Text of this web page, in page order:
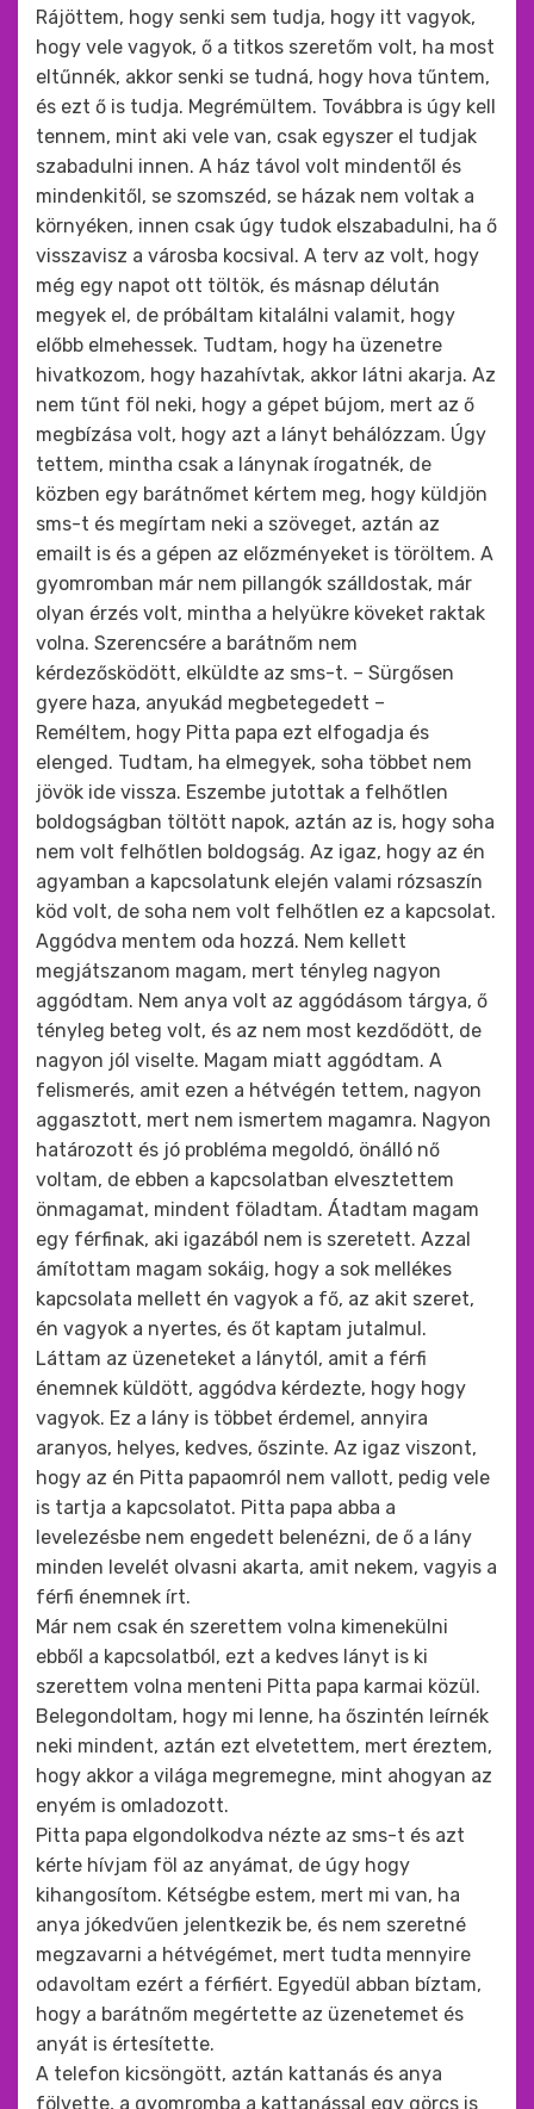
Rájöttem, hogy senki sem tudja, hogy itt vagyok,
hogy vele vagyok, ő a titkos szeretőm volt, ha most
eltűnnék, akkor senki se tudná, hogy hova tűntem,
és ezt ő is tudja. Megrémültem. Továbbra is úgy kell
tennem, mint aki vele van, csak egyszer el tudjak
szabadulni innen. A ház távol volt mindentől és
mindenkitől, se szomszéd, se házak nem voltak a
környéken, innen csak úgy tudok elszabadulni, ha ő
visszavisz a városba kocsival. A terv az volt, hogy
még egy napot ott töltök, és másnap délután
megyek el, de próbáltam kitalálni valamit, hogy
előbb elmehessek. Tudtam, hogy ha üzenetre
hivatkozom, hogy hazahívtak, akkor látni akarja. Az
nem tűnt föl neki, hogy a gépet bújom, mert az ő
megbízása volt, hogy azt a lányt behálózzam. Úgy
tettem, mintha csak a lánynak írogatnék, de
közben egy barátnőmet kértem meg, hogy küldjön
sms-t és megírtam neki a szöveget, aztán az
emailt is és a gépen az előzményeket is töröltem. A
gyomromban már nem pillangók szálldostak, már
olyan érzés volt, mintha a helyükre köveket raktak
volna. Szerencsére a barátnőm nem
kérdezősködött, elküldte az sms-t. – Sürgősen
gyere haza, anyukád megbetegedett –
Reméltem, hogy Pitta papa ezt elfogadja és
elenged. Tudtam, ha elmegyek, soha többet nem
jövök ide vissza. Eszembe jutottak a felhőtlen
boldogságban töltött napok, aztán az is, hogy soha
nem volt felhőtlen boldogság. Az igaz, hogy az én
agyamban a kapcsolatunk elején valami rózsaszín
köd volt, de soha nem volt felhőtlen ez a kapcsolat.
Aggódva mentem oda hozzá. Nem kellett
megjátszanom magam, mert tényleg nagyon
aggódtam. Nem anya volt az aggódásom tárgya, ő
tényleg beteg volt, és az nem most kezdődött, de
nagyon jól viselte. Magam miatt aggódtam. A
felismerés, amit ezen a hétvégén tettem, nagyon
aggasztott, mert nem ismertem magamra. Nagyon
határozott és jó probléma megoldó, önálló nő
voltam, de ebben a kapcsolatban elvesztettem
önmagamat, mindent föladtam. Átadtam magam
egy férfinak, aki igazából nem is szeretett. Azzal
ámítottam magam sokáig, hogy a sok mellékes
kapcsolata mellett én vagyok a fő, az akit szeret,
én vagyok a nyertes, és őt kaptam jutalmul.
Láttam az üzeneteket a lánytól, amit a férfi
énemnek küldött, aggódva kérdezte, hogy hogy
vagyok. Ez a lány is többet érdemel, annyira
aranyos, helyes, kedves, őszinte. Az igaz viszont,
hogy az én Pitta papaomról nem vallott, pedig vele
is tartja a kapcsolatot. Pitta papa abba a
levelezésbe nem engedett belenézni, de ő a lány
minden levelét olvasni akarta, amit nekem, vagyis a
férfi énemnek írt.
Már nem csak én szerettem volna kimenekülni
ebből a kapcsolatból, ezt a kedves lányt is ki
szerettem volna menteni Pitta papa karmai közül.
Belegondoltam, hogy mi lenne, ha őszintén leírnék
neki mindent, aztán ezt elvetettem, mert éreztem,
hogy akkor a világa megremegne, mint ahogyan az
enyém is omladozott.
Pitta papa elgondolkodva nézte az sms-t és azt
kérte hívjam föl az anyámat, de úgy hogy
kihangosítom. Kétségbe estem, mert mi van, ha
anya jókedvűen jelentkezik be, és nem szeretné
megzavarni a hétvégémet, mert tudta mennyire
odavoltam ezért a férfiért. Egyedül abban bíztam,
hogy a barátnőm megértette az üzenetemet és
anyát is értesítette.
A telefon kicsöngött, aztán kattanás és anya
fölvette, a gyomromba a kattanással egy görcs is